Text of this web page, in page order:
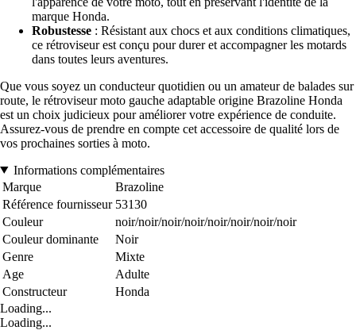
marque Honda.
Robustesse : Résistant aux chocs et aux conditions climatiques,
ce rétroviseur est conçu pour durer et accompagner les motards
dans toutes leurs aventures.
Que vous soyez un conducteur quotidien ou un amateur de balades sur
route, le rétroviseur moto gauche adaptable origine Brazoline Honda
est un choix judicieux pour améliorer votre expérience de conduite.
Assurez-vous de prendre en compte cet accessoire de qualité lors de
vos prochaines sorties à moto.
Informations complémentaires
Marque
Brazoline
Référence fournisseur 53130
Couleur
noir/noir/noir/noir/noir/noir/noir/noir
Couleur dominante
Noir
Genre
Mixte
Age
Adulte
Constructeur
Honda
Loading...
Loading...